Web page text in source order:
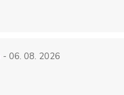
- 06. 08. 2026